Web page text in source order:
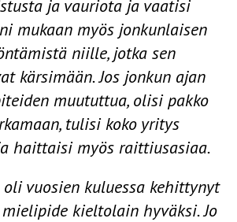
ja vauriota ja vaatisi
mukaan myös jonkunlaisen
niille, jotka sen
kärsimään. Jos jonkun ajan
muututtua, olisi pakko
tulisi koko yritys
haittaisi myös raittiusasiaa.
vuosien kuluessa kehittynyt
kieltolain hyväksi. Jo